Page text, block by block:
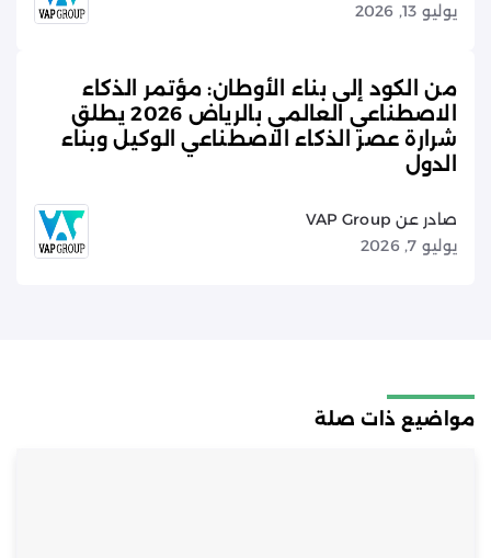
يوليو 13, 2026
من الكود إلى بناء الأوطان: مؤتمر الذكاء
الاصطناعي العالمي بالرياض 2026 يطلق
شرارة عصر الذكاء الاصطناعي الوكيل وبناء
الدول
صادر عن VAP Group
يوليو 7, 2026
مواضيع ذات صلة